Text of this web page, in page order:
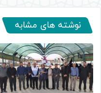
نوشته های مشابه